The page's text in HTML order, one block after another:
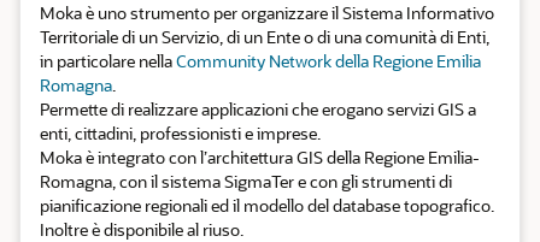
Moka è uno strumento per organizzare il Sistema Informativo
Territoriale di un Servizio, di un Ente o di una comunità di Enti,
in particolare nellaCommunity Network della Regione Emilia
Romagna.
Permette di realizzare applicazioni che erogano servizi GIS a
enti, cittadini, professionisti e imprese.
Moka è integrato con l’architettura GIS della Regione Emilia-
Romagna, con il sistema SigmaTer e con gli strumenti di
pianificazione regionali ed il modello del database topografico.
Inoltre è disponibile al riuso.